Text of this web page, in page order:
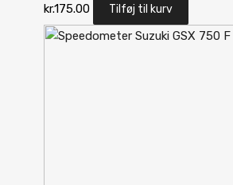
kr.175.00 Tilføj til kurv